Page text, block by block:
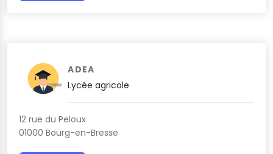
ADEA
Lycée agricole
12 rue du Peloux
01000 Bourg-en-Bresse